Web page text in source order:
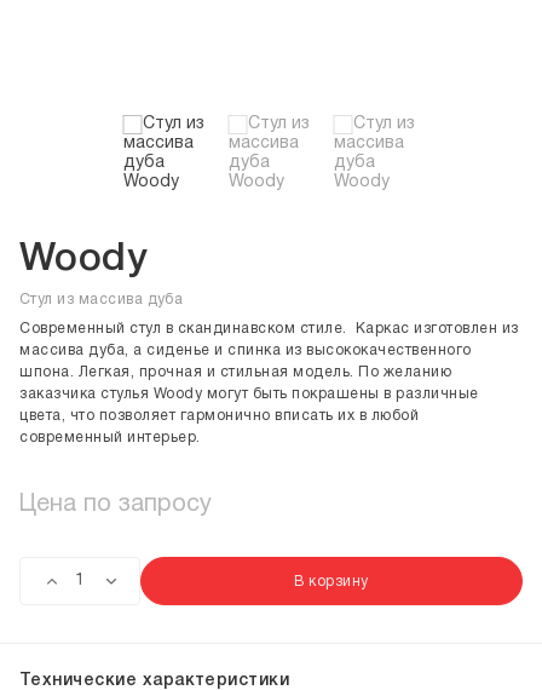
Woody
Стул из массива дуба
Современный стул в скандинавском стиле. Каркас изготовлен из
массива дуба, а сиденье и спинка из высококачественного
шпона. Легкая, прочная и стильная модель. По желанию
заказчика стулья Woody могут быть покрашены в различные
цвета, что позволяет гармонично вписать их в любой
современный интерьер.
Цена по запросу
В корзину
Технические характеристики